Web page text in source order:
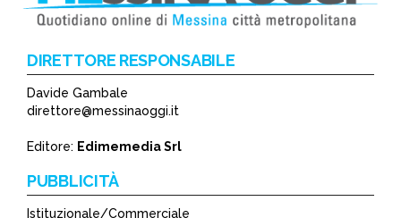
DIRETTORE RESPONSABILE
Davide Gambale
direttore@messinaoggi.it
Editore: Edimemedia Srl
PUBBLICITÀ
Istituzionale/Commerciale